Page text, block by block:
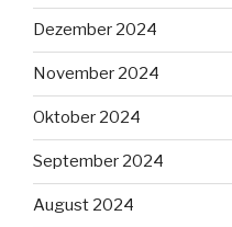
Dezember 2024
November 2024
Oktober 2024
September 2024
August 2024